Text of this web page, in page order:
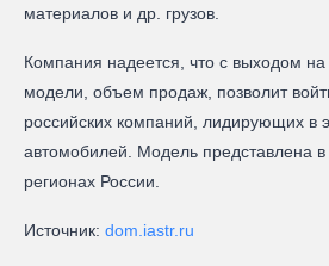
материалов и др. грузов.
Компания надеется, что с выходом
модели, объем продаж, позволит
российских компаний, лидирующих в
автомобилей. Модель представлена
регионах России.
Источник: dom.iastr.ru